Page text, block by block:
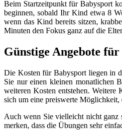
Beim Startzeitpunkt für Babysport
beginnen, sobald Ihr Kind etwa 8
wenn das Kind bereits sitzen,
Minuten den Fokus ganz auf die
Günstige Angebote
Die Kosten für Babysport liegen in
Sie nur einen kleinen monatlichen
weiteren Kosten entstehen.
sich um eine preiswerte
Auch wenn Sie vielleicht nicht ganz
merken, dass die Übungen sehr